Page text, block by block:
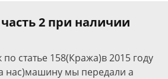
2 при наличии
статье 158(Кража)в 2015 году
мы передали а